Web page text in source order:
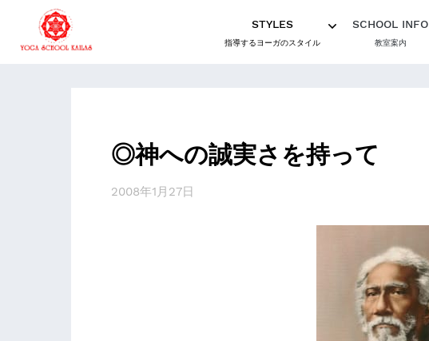
STYLES
指導するヨーガのスタイル
SCHOOL INFO
教室案内
◎神への誠実さを持って
2008年1月27日